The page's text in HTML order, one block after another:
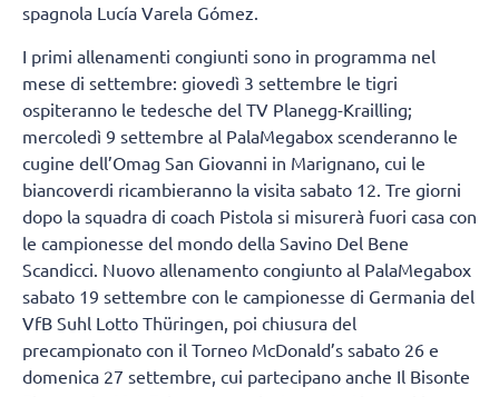
spagnola Lucía Varela Gómez.
I primi allenamenti congiunti sono in programma nel
mese di settembre: giovedì 3 settembre le tigri
ospiteranno le tedesche del TV Planegg-Krailling;
mercoledì 9 settembre al PalaMegabox scenderanno le
cugine dell’Omag San Giovanni in Marignano, cui le
biancoverdi ricambieranno la visita sabato 12. Tre giorni
dopo la squadra di coach Pistola si misurerà fuori casa con
le campionesse del mondo della Savino Del Bene
Scandicci. Nuovo allenamento congiunto al PalaMegabox
sabato 19 settembre con le campionesse di Germania del
VfB Suhl Lotto Thüringen, poi chiusura del
precampionato con il Torneo McDonald’s sabato 26 e
domenica 27 settembre, cui partecipano anche Il Bisonte